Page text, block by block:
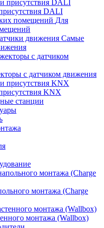
DALI
Для
Самые
с датчиком движения
KNX
станции
монтажа (Charge
монтажа (Wallbox)